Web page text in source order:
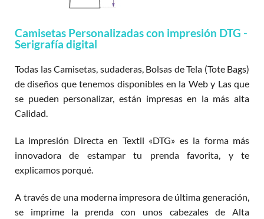
Camisetas Personalizadas con impresión DTG -
Serigrafía digital
Todas las Camisetas, sudaderas, Bolsas de Tela (Tote Bags)
de diseños que tenemos disponibles en la Web y Las que
se pueden personalizar, están impresas en la más alta
Calidad.
La impresión Directa en Textil «DTG» es la forma más
innovadora de estampar tu prenda favorita, y te
explicamos porqué.
A través de una moderna impresora de última generación,
se imprime la prenda con unos cabezales de Alta